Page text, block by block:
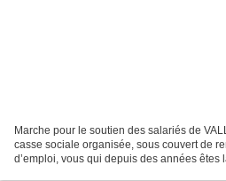
Marche pour le soutien des salariés de
casse sociale organisée, sous couvert de
d’emploi, vous qui depuis des années êtes